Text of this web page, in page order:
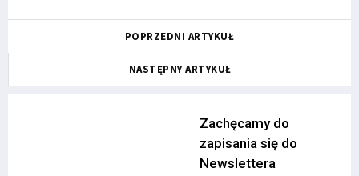
POPRZEDNI ARTYKUŁ
NASTĘPNY ARTYKUŁ
Zachęcamy do
zapisania się do
Newslettera